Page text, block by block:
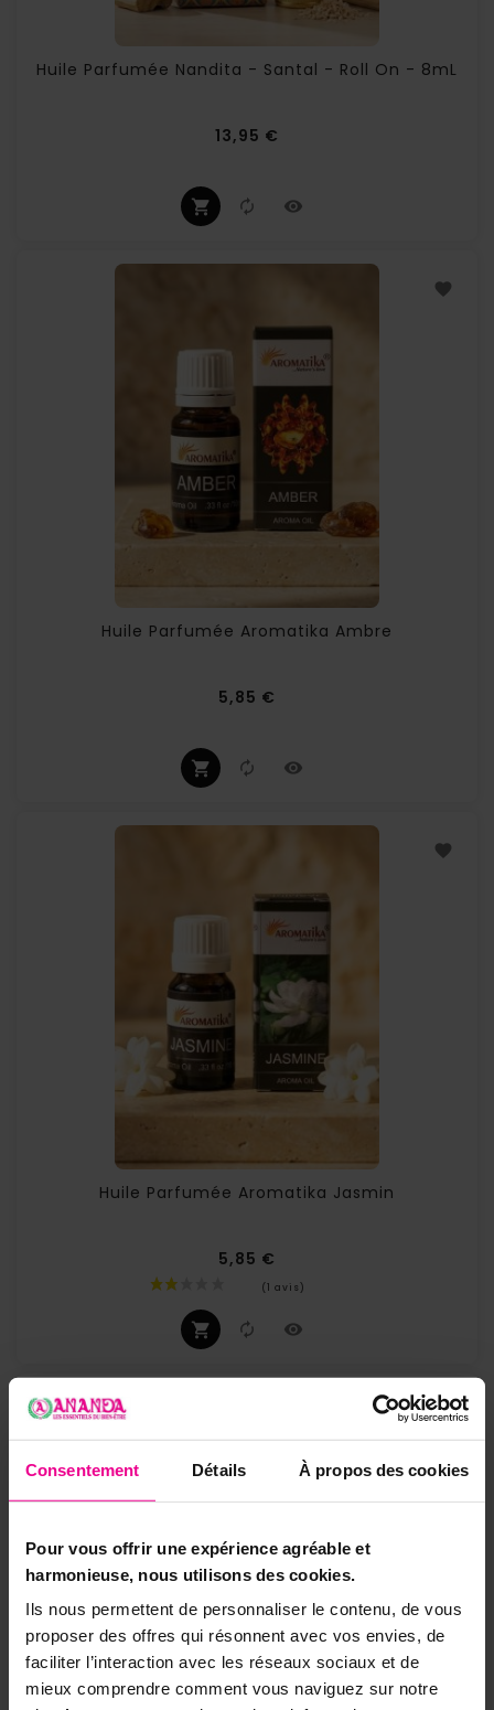
Consentement Détails À propos des cookies
Pour vous offrir une expérience agréable et
harmonieuse, nous utilisons des cookies.
Ils nous permettent de personnaliser le contenu, de vous
proposer des offres qui résonnent avec vos envies, de
faciliter l’interaction avec les réseaux sociaux et de
mieux comprendre comment vous naviguez sur notre
Huile Parfumée Nandita - Santal - Roll On - 8mL
13,95 €
Huile Parfumée Aromatika Ambre
5,85 €
Huile Parfumée Aromatika Jasmin
5,85 €